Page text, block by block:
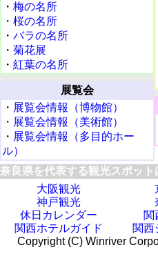
・ 梅の名所
・ 桜の名所
・ バラの名所
・ 菊花展
・ 紅葉の名所
展覧会
・ 展覧会情報（博物館）
・ 展覧会情報（美術館）
・ 展覧会情報（多目的ホー
ル）
奈良県を代表する観光スポッ
大阪観光
神戸観光
休日カレンダー
関
関西ホテルガイド
関西
Copyright (C) Winriver